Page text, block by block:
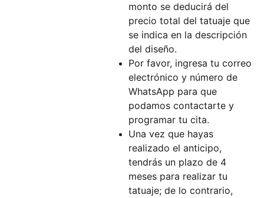
monto se deducirá del
precio total del tatuaje que
se indica en la descripción
del diseño.
Por favor, ingresa tu correo
electrónico y número de
WhatsApp para que
podamos contactarte y
programar tu cita.
Una vez que hayas
realizado el anticipo,
tendrás un plazo de 4
meses para realizar tu
tatuaje; de lo contrario,